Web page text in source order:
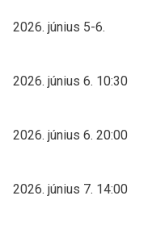
2026. június 5-6.
2026. június 6. 10:30
2026. június 6. 20:00
2026. június 7. 14:00